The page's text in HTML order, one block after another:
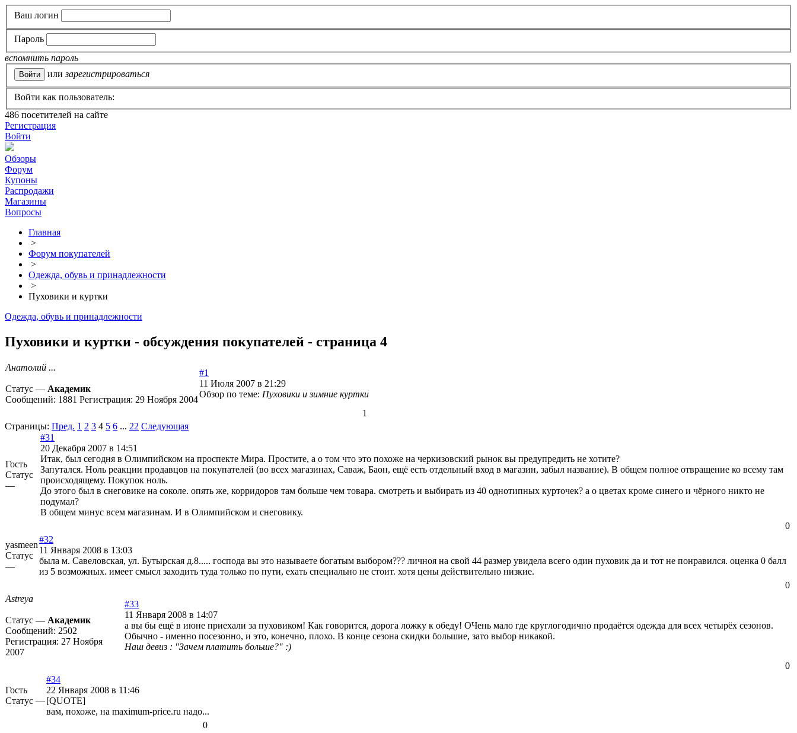
Ваш логин
Пароль
вспомнить пароль
или зарегистрироваться
Войти как пользователь:
486 посетителей на сайте
Регистрация
Войти
Обзоры
Форум
Купоны
Распродажи
Магазины
Вопросы
Главная
>
Форум покупателей
>
Одежда, обувь и принадлежности
>
Пуховики и куртки
Одежда, обувь и принадлежности
Пуховики и куртки - обсуждения покупателей - страница 4
Анатолий ...
Статус — Академик
Сообщений: 1881 Регистрация: 29 Ноября 2004
#1
11 Июля 2007 в 21:29
Обзор по теме: Пуховики и зимние куртки
1
Страницы: Пред. 1 2 3 4 5 6 ... 22 Следующая
Гость
Статус
—
#31
20 Декабря 2007 в 14:51
Итак, был сегодня в Олимпийском на проспекте Мира. Простите, а о том что это похоже на черкизовский рынок вы предупредить не хотите?
Запутался. Ноль реакции продавцов на покупателей (во всех магазинах, Саваж, Баон, ещё есть отдельный вход в магазин, забыл название). В общем полное отвращение ко всему там
происходящему. Покупок ноль.
До этого был в снеговике на соколе. опять же, корридоров там больше чем товара. смотреть и выбирать из 40 однотипных курточек? а о цветах кроме синего и чёрного никто не
подумал?
В общем минус всем магазинам. И в Олимпийском и снеговику.
0
yasmeen
Статус
—
#32
11 Января 2008 в 13:03
была м. Савеловская, ул. Бутырская д.8..... господа вы это называете богатым выбором??? личноя на свой 44 размер увидела всего один пуховик да и тот не понравился. оценка 0 балл
из 5 возможных. имеет смысл заходить туда только по пути, ехать специально не стоит. хотя цены действительно низкие.
0
Astreya
Статус — Академик
Сообщений: 2502
Регистрация: 27 Ноября
2007
#33
11 Января 2008 в 14:07
а вы бы ещё в июне приехали за пуховиком! Как говорится, дорога ложку к обеду! ОЧень мало где круглогодично продаётся одежда для всех четырёх сезонов.
Обычно - именно посезонно, и это, конечно, плохо. В конце сезона скидки большие, зато выбор никакой.
Наш девиз : "Зачем платить больше?" :)
0
Гость
Статус —
#34
22 Января 2008 в 11:46
[QUOTE]
вам, похоже, на maximum-price.ru надо...
0